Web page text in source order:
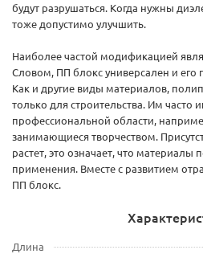
будут разрушаться. Когда нужны
тоже допустимо улучшить.
Наиболее частой модификацией
Словом, ПП блокс универсален и
Как и другие виды материалов,
только для строительства. Им часто
профессиональной области,
занимающиеся творчеством.
растет, это означает, что материалы
применения. Вместе с развитием
ПП блокс.
Длина